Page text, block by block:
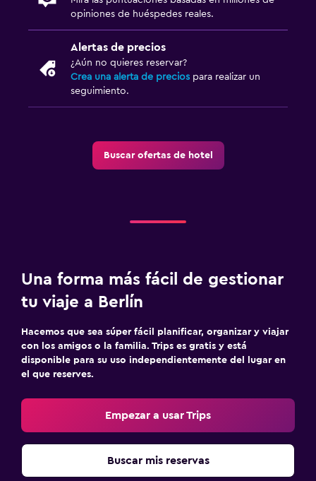
opiniones de huéspedes reales.
Alertas de precios
¿Aún no quieres reservar?
Crea una alerta de precios para realizar un
seguimiento.
Buscar ofertas de hotel
Una forma más fácil de gestionar
tu viaje a Berlín
Hacemos que sea súper fácil planificar, organizar y viajar
con los amigos o la familia. Trips es gratis y está
disponible para su uso independientemente del lugar en
el que reserves.
Empezar a usar Trips
Buscar mis reservas